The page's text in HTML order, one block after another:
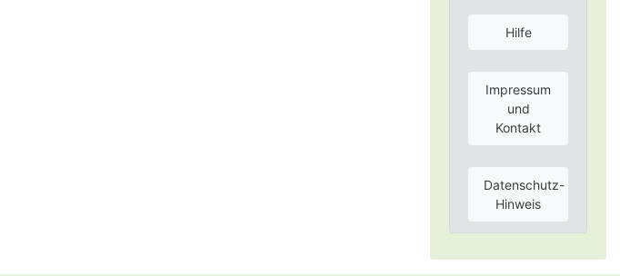
Hilfe
Impressum
und
Kontakt
Datenschutz-
Hinweis